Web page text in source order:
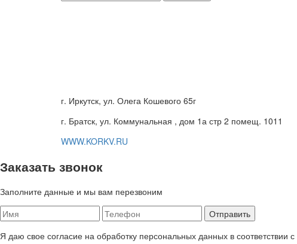
г. Иркутск, ул. Олега Кошевого 65г
г. Братск, ул. Коммунальная , дом 1а стр 2 помещ. 1011
WWW.KORKV.RU
Заказать звонок
Заполните данные и мы вам перезвоним
Я даю свое согласие на обработку персональных данных в соответствии с